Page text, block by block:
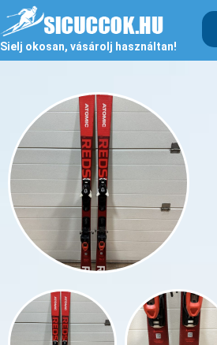
Sielj okosan, vásárolj használtan!